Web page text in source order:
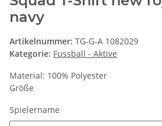
navy
Artikelnummer: TG-G-A 1082029
Kategorie: Fussball - Aktive
Material: 100% Polyester
Größe
Spielername